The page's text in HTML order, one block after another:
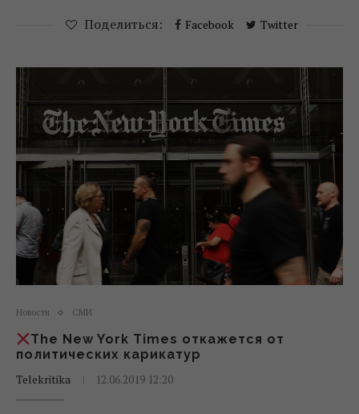
Поделиться: Facebook Twitter
Новости СМИ
The New York Times откажется от
политических карикатур
Telekritika
12.06.2019 12:20